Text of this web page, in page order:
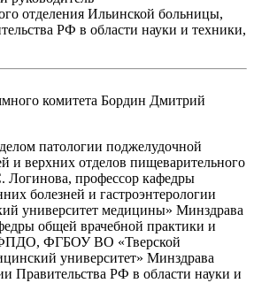
отделения Ильинской больницы,
РФ в области науки и техники,
комитета Бордин Дмитрий
патологии поджелудочной
и верхних отделов пищеварительного
профессор кафедры
болезней и гастроэнтерологии
университет медицины» Минздрава
общей врачебной практики и
ФГБОУ ВО «Тверской
университет» Минздрава
Правительства РФ в области науки и